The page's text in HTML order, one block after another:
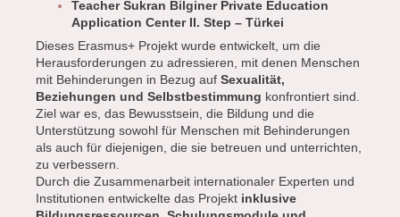
Teacher Sukran Bilginer Private Education
Application Center II. Step – Türkei
Dieses Erasmus+ Projekt wurde entwickelt, um die
Herausforderungen zu adressieren, mit denen Menschen
mit Behinderungen in Bezug aufSexualität,
Beziehungen und Selbstbestimmung konfrontiert sind.
Ziel war es, das Bewusstsein, die Bildung und die
Unterstützung sowohl für Menschen mit Behinderungen
als auch für diejenigen, die sie betreuen und unterrichten,
zu verbessern.
Durch die Zusammenarbeit internationaler Experten und
Institutionen entwickelte das Projekt inklusive